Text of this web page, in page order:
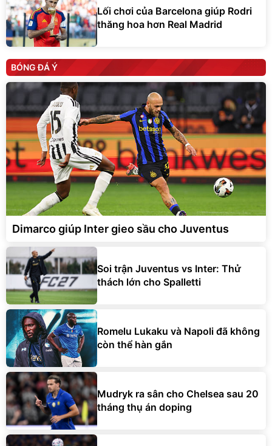
Lối chơi của Barcelona giúp Rodri
thăng hoa hơn Real Madrid
BÓNG ĐÁ Ý
Dimarco giúp Inter gieo sầu cho Juventus
Soi trận Juventus vs Inter: Thử
thách lớn cho Spalletti
Romelu Lukaku và Napoli đã không
còn thể hàn gắn
Mudryk ra sân cho Chelsea sau 20
tháng thụ án doping